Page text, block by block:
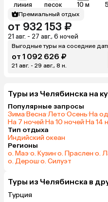
линия песок 10 м
Премиальный отдых
от 932 153 ₽
21 авг. - 27 авг., 6 ночей
Выгодные туры на соседние
от 1 092 626 ₽
21 авг. - 29 авг., 8 н.
Туры из Челябинска на
Популярные запросы
Зима·Весна·Лето·Осень·На
На 7 ночей·На 10 ночей·На 14
Тип отдыха
Индийский океан
Регионы
о. Маэ·о. Кузин·о. Праслен·о.
о. Дерош·о. Силуэт
Туры из Челябинска в
Турция